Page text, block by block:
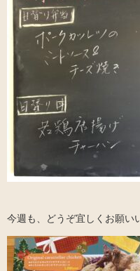
今週も、どうぞ宜しくお願い